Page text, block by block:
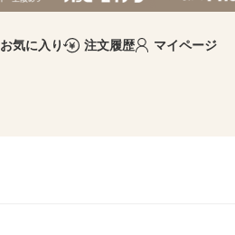
お気に入り 注文履歴 マイページ